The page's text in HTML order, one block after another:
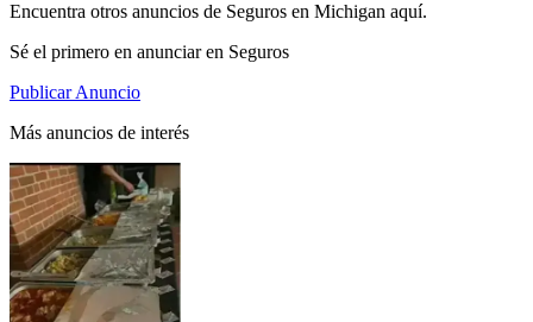
Encuentra otros anuncios de Seguros en Michigan aquí.
Sé el primero en anunciar en Seguros
Publicar Anuncio
Más anuncios de interés